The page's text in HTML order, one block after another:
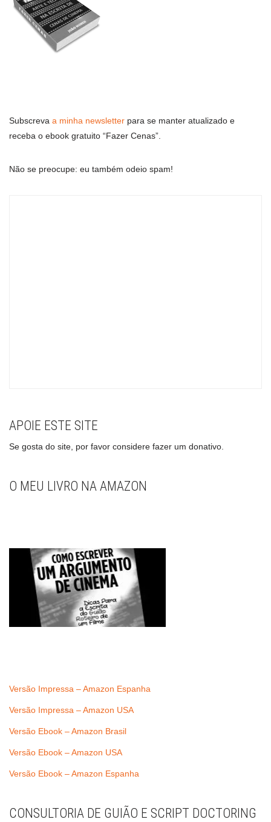
Subscreva a minha newsletter para se manter atualizado e
receba o ebook gratuito “Fazer Cenas”.
Não se preocupe: eu também odeio spam!
APOIE ESTE SITE
Se gosta do site, por favor considere fazer um donativo.
O MEU LIVRO NA AMAZON
Versão Impressa – Amazon Espanha
Versão Impressa – Amazon USA
Versão Ebook – Amazon Brasil
Versão Ebook – Amazon USA
Versão Ebook – Amazon Espanha
CONSULTORIA DE GUIÃO E SCRIPT DOCTORING